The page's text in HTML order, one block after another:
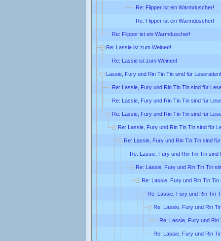
Re: Flipper ist ein Warmduscher!
Re: Flipper ist ein Warmduscher!
Re: Flipper ist ein Warmduscher!
Re: Lassie ist zum Weinen!
Re: Lassie ist zum Weinen!
Lassie, Fury und Rin Tin Tin sind für Leseratten!
Re: Lassie, Fury und Rin Tin Tin sind für
Re: Lassie, Fury und Rin Tin Tin sind für
Re: Lassie, Fury und Rin Tin Tin sind für
Re: Lassie, Fury und Rin Tin Tin sind für
Re: Lassie, Fury und Rin Tin Tin sind
Re: Lassie, Fury und Rin Tin Tin sind
Re: Lassie, Fury und Rin Tin Tin
Re: Lassie, Fury und Rin Tin
Re: Lassie, Fury und Rin Tin
Re: Lassie, Fury und Rin
Re: Lassie, Fury und
Re: Lassie, Fury und Rin